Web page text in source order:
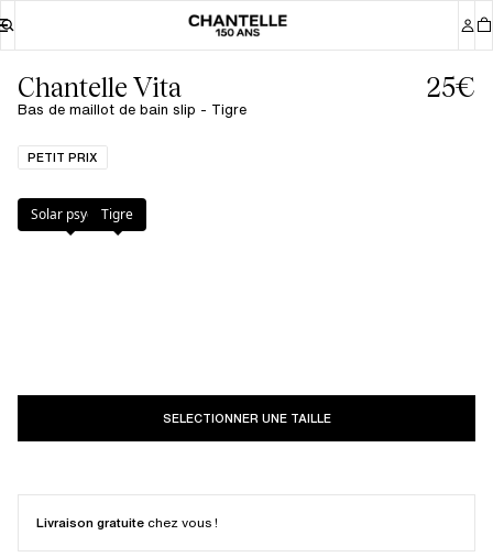
Chantelle Vita
Bas de maillot de bain slip - Tigre
25€
PETIT PRIX
Couleur :Tigre
Solar psycheTigre
SELECTIONNER UNE TAILLE
Livraison gratuite chez vous !